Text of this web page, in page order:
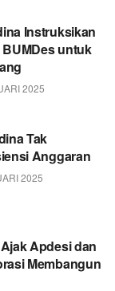
Instruksikan
untuk
2025
Tak
Anggaran
2025
Apdesi dan
Membangun